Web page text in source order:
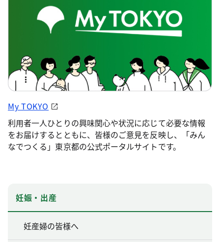
My TOKYO
利用者一人ひとりの興味関心や状況に応じて必要な情報
をお届けするとともに、皆様のご意見を反映し、「みん
なでつくる」東京都の公式ポータルサイトです。
妊娠・出産
妊産婦の皆様へ